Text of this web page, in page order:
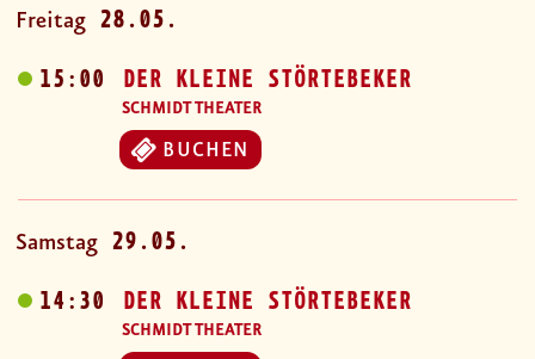
Freitag 28.05.
15:00 DER KLEINE STÖRTEBEKER
SCHMIDT THEATER
BUCHEN
Samstag 29.05.
14:30 DER KLEINE STÖRTEBEKER
SCHMIDT THEATER